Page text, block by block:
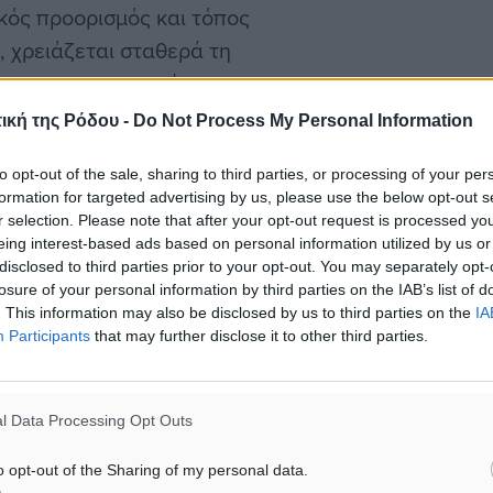
της Ρόδου - Do Not Process My Personal Information
opt-out of the sale, sharing to third parties, or processing of your
for targeted advertising by us, please use the below opt-out
selection. Please note that after your opt-out request is processed
interest-based ads based on personal information utilized by us
to third parties prior to your opt-out. You may separately
of your personal information by third parties on the IAB’s list of
This information may also be disclosed by us to third parties on the
Participants that may further disclose it to other third parties.
Data Processing Opt Outs
opt-out of the Sharing of my personal data.
προορισμός και τόπος
χρειάζεται σταθερά τη
με ουσιαστικές
αποσπασματική.
στις πραγματικές
κατοίκους, τους
των επισκεπτών, που
η ενίσχυση των
της
στο επίκεντρο.